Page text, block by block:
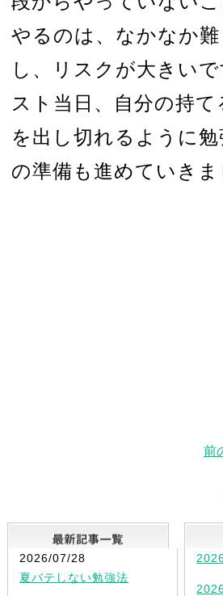
やるのは、なかなか
し、リスクが大きい
スト当日、自分の持
を出し切れるように
の準備も進めていきま
前
最新記
2026/07/28
夏バテしない勉強法